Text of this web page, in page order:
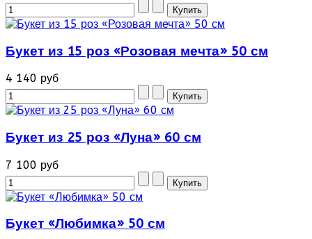
Букет из 15 роз «Розовая мечта» 50 см
4 140 руб
Букет из 25 роз «Луна» 60 см
7 100 руб
Букет «Любимка» 50 см